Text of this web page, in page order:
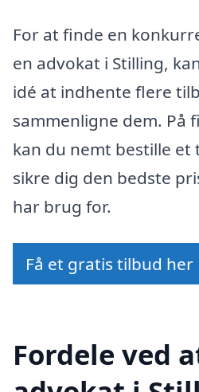
For at finde en
en advokat i Stilling,
idé at indhente flere
sammenligne dem. På
kan du nemt bestille et
sikre dig den bedste
har brug for.
Få et gratis tilbud her
Fordele ved